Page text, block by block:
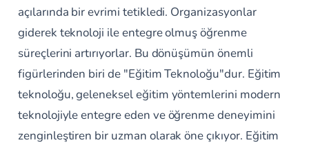
açılarında bir evrimi tetikledi. Organizasyonlar
giderek teknoloji ile entegre olmuş öğrenme
süreçlerini artırıyorlar. Bu dönüşümün önemli
figürlerinden biri de "Eğitim Teknoloğu"dur. Eğitim
teknoloğu, geleneksel eğitim yöntemlerini modern
teknolojiyle entegre eden ve öğrenme deneyimini
zenginleştiren bir uzman olarak öne çıkıyor. Eğitim